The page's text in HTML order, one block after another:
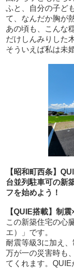
ふと、自分の子ど
て、なんだか胸が
あの頃も、こんな
だけしんみりした
そういえば私は未
【昭和町西条】
台並列駐車可の新
フを始めよう！
【QUIE搭載】制
この新築住宅の心
エ）」です。
耐震等級3に加え、
万が一の災害時も
てくれます。